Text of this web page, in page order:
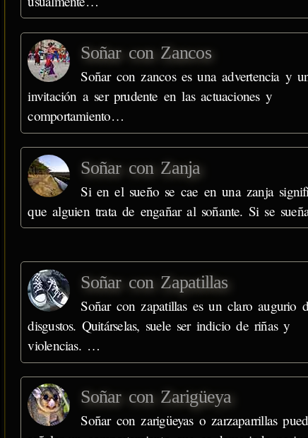
Soñar con Zancos
Soñar con zancos es una advertencia y
invitación a ser prudente en las actuaciones y
comportamiento…
Soñar con Zanja
Si en el sueño se cae en una zanja
que alguien trata de engañar al soñante. Si se
Soñar con Zapatillas
Soñar con zapatillas es un claro augurio
disgustos. Quitárselas, suele ser indicio de riñas y
violencias. …
Soñar con Zarigüeya
Soñar con zarigüeyas o zarzaparrillas